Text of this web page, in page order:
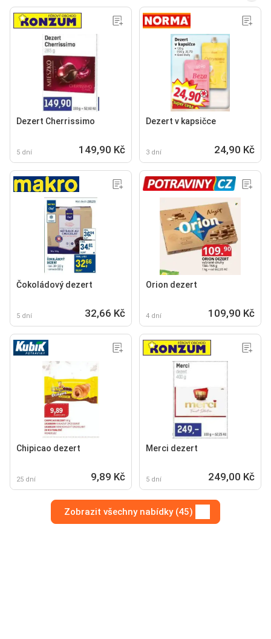
Dezert Cherrissimo
5 dní 149,90 Kč
Dezert v kapsičce
3 dní 24,90 Kč
Čokoládový dezert
5 dní 32,66 Kč
Orion dezert
4 dní 109,90 Kč
Chipicao dezert
25 dní 9,89 Kč
Merci dezert
5 dní 249,00 Kč
Zobrazit všechny nabídky (45)